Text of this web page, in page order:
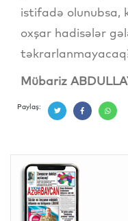
istifadə olunubsa,
oxşar hadisələr
Mübariz
Paylaş: